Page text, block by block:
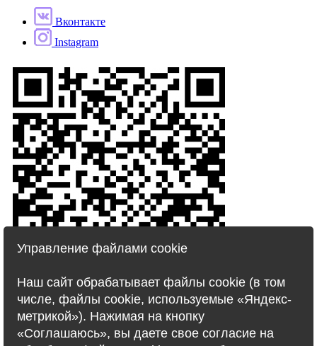
Управление файлами cookie
Наш сайт обрабатывает файлы cookie (в том
числе, файлы cookie, используемые «Яндекс-
метрикой»). Нажимая на кнопку
«Соглашаюсь», вы даете свое согласие на
Вконтакте
Instagram
© 2007 – 2020 TJ Travel